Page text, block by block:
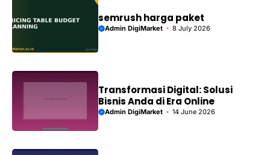
semrush harga paket
Admin DigiMarket 8 July 2026
Transformasi Digital: Solusi
Bisnis Anda di Era Online
Admin DigiMarket 14 June 2026